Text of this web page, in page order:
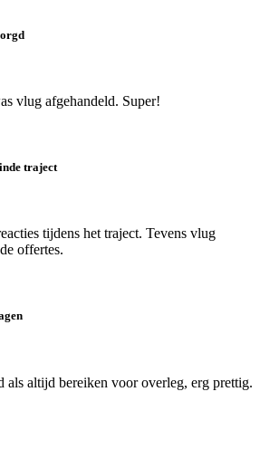
vlug afgehandeld. Super!
traject
tijdens het traject. Tevens vlug
offertes.
als altijd bereiken voor overleg, erg prettig.